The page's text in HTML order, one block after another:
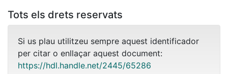
Tots els drets reservats
Si us plau utilitzeu sempre aquest identificador
per citar o enllaçar aquest document:
https://hdl.handle.net/2445/65286